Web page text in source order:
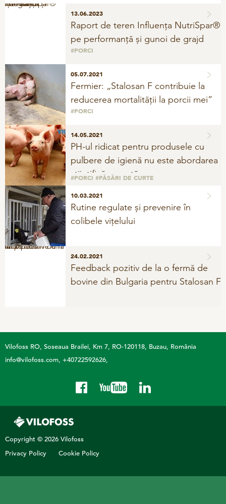
Rezolvarea problemelor
Manipularea namolului
Vitamine si minerale
PĂSĂRI
Igiena
Materiale de activitate
Rezolvarea problemelor
Vitamine si minerale
13.06.2023
Raport de teren Influența NutriSpar®
pe performanță și gunoi de grajd
#PORCI
05.07.2021
Fermier: „Stalosan F contribuie la
reducerea mortalității la porcii mei”
#PORCI
14.05.2021
PH-ul ridicat pentru produsele cu
pulbere de igienă nu este abordarea
științifică corectă
#PORCI #PĂSĂRI DE CURTE
10.03.2021
Rutine regulate și prevenire în
colibele vițelului
24.02.2021
Feedback pozitiv de la o fermă de
bovine din Bulgaria pentru Stalosan F
Vilofoss RO Soseaua Brailei, Km 7, RO-120118, Buzau, România
info@vilofoss.com +40722592626
Copyright © 2026 Vilofoss
Privacy Policy
Cookie Policy